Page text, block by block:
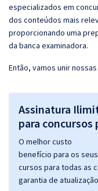
especializados em
dos conteúdos mais
proporcionando uma
da banca examinadora.
Então, vamos unir
Assinatura
para
O melhor custo
benefício para os
cursos para todas as
garantia de